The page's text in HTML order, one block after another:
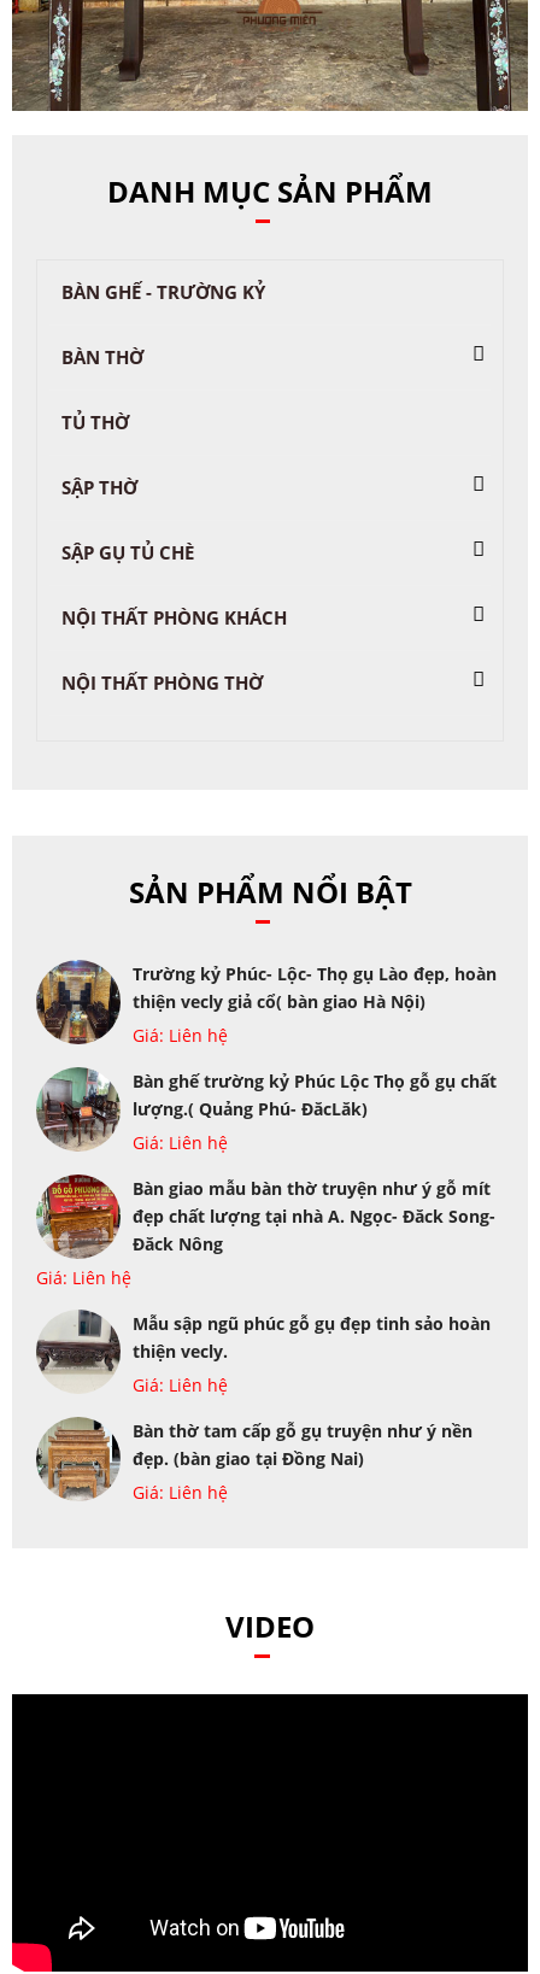
DANH MỤC SẢN PHẨM
BÀN GHẾ - TRƯỜNG KỶ
BÀN THỜ
TỦ THỜ
SẬP THỜ
SẬP GỤ TỦ CHÈ
NỘI THẤT PHÒNG KHÁCH
NỘI THẤT PHÒNG THỜ
SẢN PHẨM NỔI BẬT
Trường kỷ Phúc- Lộc- Thọ gụ Lào đẹp, hoàn
thiện vecly giả cổ( bàn giao Hà Nội)
Giá: Liên hệ
Bàn ghế trường kỷ Phúc Lộc Thọ gỗ gụ chất
lượng.( Quảng Phú- ĐăcLăk)
Giá: Liên hệ
Bàn giao mẫu bàn thờ truyện như ý gỗ mít
đẹp chất lượng tại nhà A. Ngọc- Đăck Song-
Đăck Nông
Giá: Liên hệ
Mẫu sập ngũ phúc gỗ gụ đẹp tinh sảo hoàn
thiện vecly.
Giá: Liên hệ
Bàn thờ tam cấp gỗ gụ truyện như ý nền
đẹp. (bàn giao tại Đồng Nai)
Giá: Liên hệ
VIDEO